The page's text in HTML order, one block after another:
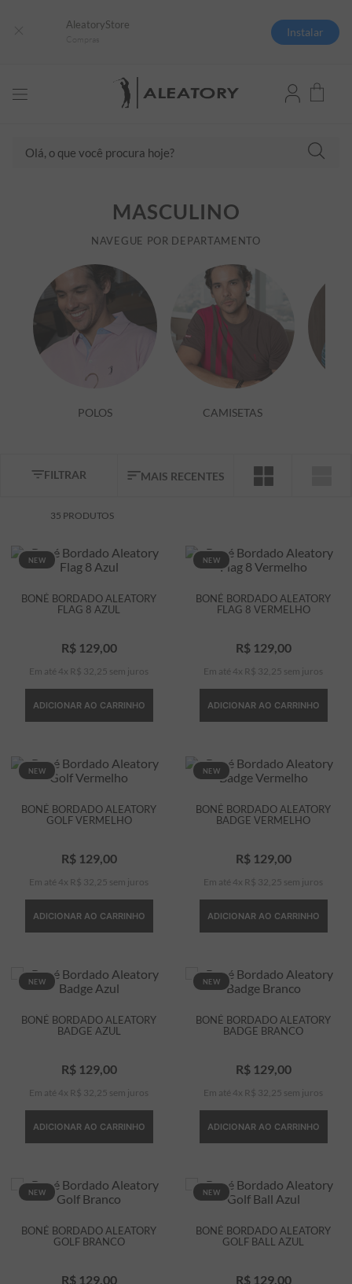
AleatoryStore
Instalar
MASCULINO
NAVEGUE POR DEPARTAMENTO
POLOS CAMISETAS
MAIS RECENTES
FILTRAR
35 PRODUTOS
NEW
BONÉ BORDADO ALEATORY
FLAG 8 AZUL
R$ 129, 00
Em até 4 x R$ 32 25 sem juros
ADICIONAR AO CARRINHO
NEW
BONÉ BORDADO ALEATORY
FLAG 8 VERMELHO
R$ 129, 00
Em até 4 x R$ 32 25 sem juros
ADICIONAR AO CARRINHO
NEW
BONÉ BORDADO ALEATORY
GOLF VERMELHO
R$ 129, 00
Em até 4 x R$ 32 25 sem juros
ADICIONAR AO CARRINHO
NEW
BONÉ BORDADO ALEATORY
BADGE VERMELHO
R$ 129, 00
Em até 4 x R$ 32 25 sem juros
ADICIONAR AO CARRINHO
NEW
BONÉ BORDADO ALEATORY
BADGE AZUL
R$ 129, 00
Em até 4 x R$ 32 25 sem juros
ADICIONAR AO CARRINHO
NEW
BONÉ BORDADO ALEATORY
BADGE BRANCO
R$ 129, 00
Em até 4 x R$ 32 25 sem juros
ADICIONAR AO CARRINHO
NEW
BONÉ BORDADO ALEATORY
GOLF BRANCO
R$ 129, 00
NEW
BONÉ BORDADO ALEATORY
GOLF BALL AZUL
R$ 129, 00
1º
camisas polo
2º
camiseta listrada
boné
camiseta
5º
pima
6º
jaqueta
º
bermuda